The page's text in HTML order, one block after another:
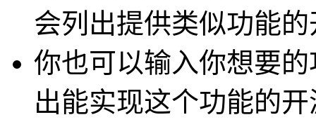
会列出提供类似功能
你也可以输入你想要的
出能实现这个功能的